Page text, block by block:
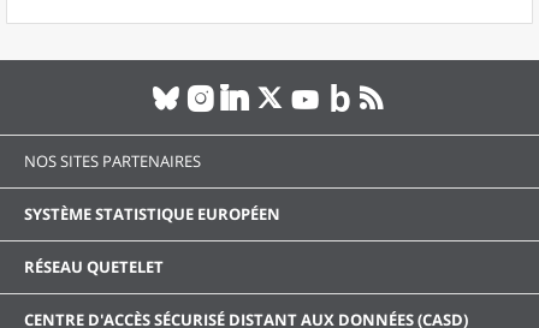
NOS SITES PARTENAIRES
SYSTÈME STATISTIQUE EUROPÉEN
RÉSEAU QUETELET
CENTRE D'ACCÈS SÉCURISÉ DISTANT AUX DONNÉES (CASD)